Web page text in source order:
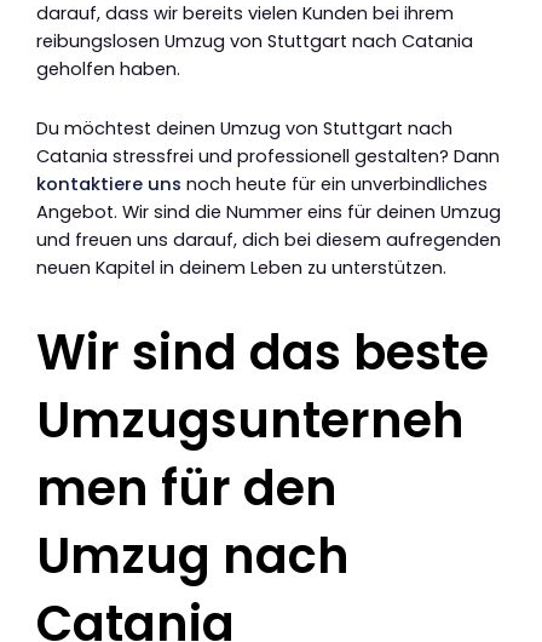
darauf, dass wir bereits vielen Kunden bei ihrem
reibungslosen Umzug von Stuttgart nach Catania
geholfen haben.
Du möchtest deinen Umzug von Stuttgart nach
Catania stressfrei und professionell gestalten? Dann
kontaktiere uns noch heute für ein unverbindliches
Angebot. Wir sind die Nummer eins für deinen Umzug
und freuen uns darauf, dich bei diesem aufregenden
neuen Kapitel in deinem Leben zu unterstützen.
Wir sind das beste
Umzugsunterneh
men für den
Umzug nach
Catania